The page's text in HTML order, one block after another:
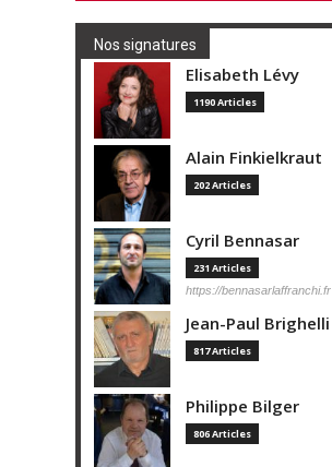
Nos signatures
Elisabeth Lévy
1190 Articles
Alain Finkielkraut
202 Articles
Cyril Bennasar
231 Articles
https://bennasarlaffranchi.fr
Jean-Paul Brighelli
817 Articles
Philippe Bilger
806 Articles